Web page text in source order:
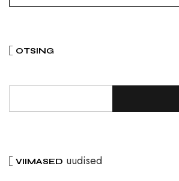
OTSING
VIIMASED uudised